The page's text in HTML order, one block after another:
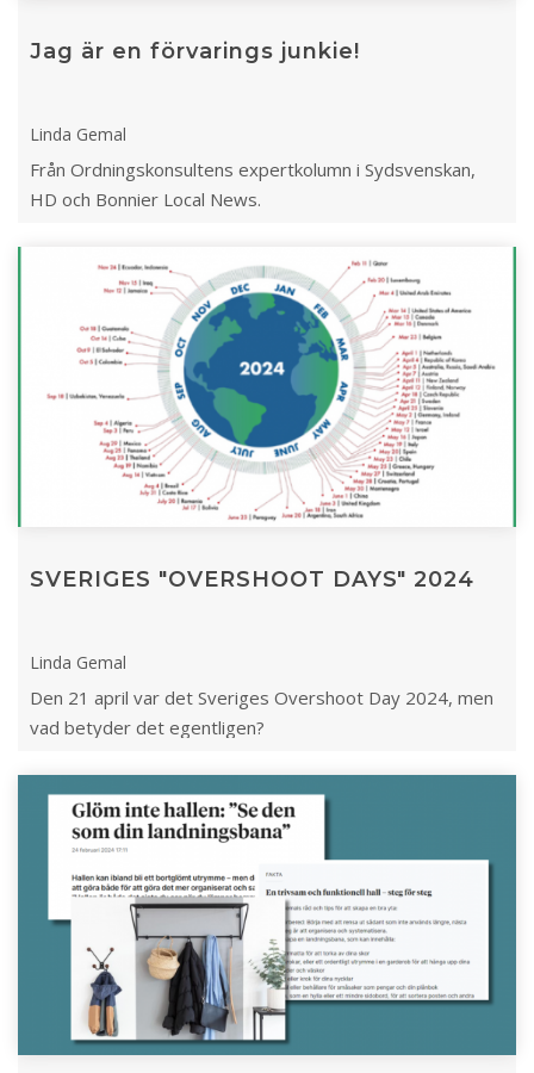
Jag är en förvarings junkie!
Linda Gemal
Från Ordningskonsultens expertkolumn i Sydsvenskan,
HD och Bonnier Local News.
SVERIGES "OVERSHOOT DAYS" 2024
Linda Gemal
Den 21 april var det Sveriges Overshoot Day 2024, men
vad betyder det egentligen?